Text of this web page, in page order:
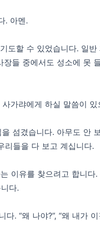
. 아멘.
도할 수 있었습니다. 일반
들 중에서도 성소에 못
가랴에게 하실 말씀이 있
섬겼습니다. 아무도 안
리들을 다 보고 계십니다.
이유를 찾으려고 합니다.
다.
. “왜 나야?”, “왜 내가 이